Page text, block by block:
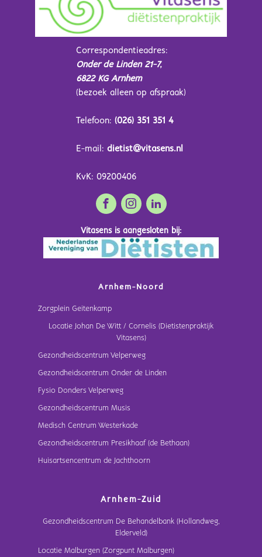
Correspondentieadres:
Onder de Linden 21-7,
6822 KG Arnhem
(bezoek alleen op afspraak)
Telefoon: (026) 351 351 4
E-mail: dietist@vitasens.nl
KvK: 09200406
Vitasens is aangesloten bij:
Arnhem-Noord
Zorgplein Geitenkamp
Locatie Johan De Witt / Cornelis (Dietistenpraktijk
Vitasens)
Gezondheidscentrum Velperweg
Gezondheidscentrum Onder de Linden
Fysio Donders Velperweg
Gezondheidscentrum Musis
Medisch Centrum Westerkade
Gezondheidscentrum Presikhaaf (de Bethaan)
Huisartsencentrum de Jachthoorn
Arnhem-Zuid
Gezondheidscentrum De Behandelbank (Hollandweg,
Elderveld)
Locatie Malburgen (Zorgpunt Malburgen)